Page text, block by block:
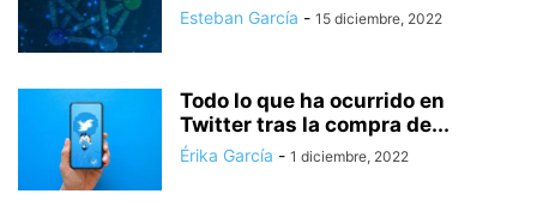
Esteban García - 15 diciembre, 2022
Todo lo que ha ocurrido en
Twitter tras la compra de...
Érika García - 1 diciembre, 2022